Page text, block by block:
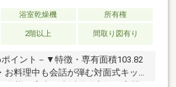
浴室乾燥機
所有権
2階以上 間取り図有り
ポイント－▼特徴・専有面積103.82
お料理中も会話が弾む対面式キッチ